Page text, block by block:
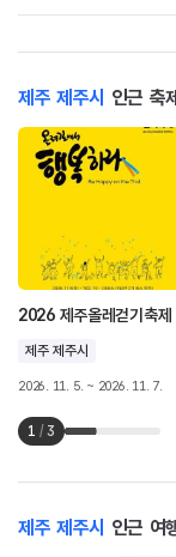
제주 제주시 인근 축
2026 제주올레걷기축제
제주 제주시
2026. 11. 5. ~ 2026. 11. 7.
1 / 3
제주 제주시 인근 여